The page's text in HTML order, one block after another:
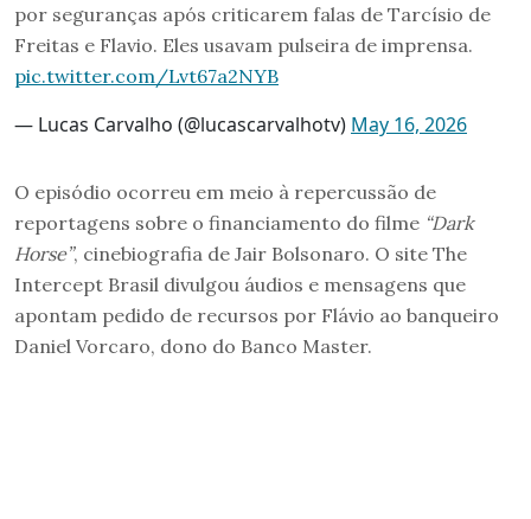
por seguranças após criticarem falas de Tarcísio de
Freitas e Flavio. Eles usavam pulseira de imprensa.
pic.twitter.com/Lvt67a2NYB
— Lucas Carvalho (@lucascarvalhotv) May 16, 2026
O episódio ocorreu em meio à repercussão de
reportagens sobre o financiamento do filme “Dark
Horse”, cinebiografia de Jair Bolsonaro. O site The
Intercept Brasil divulgou áudios e mensagens que
apontam pedido de recursos por Flávio ao banqueiro
Daniel Vorcaro, dono do Banco Master.